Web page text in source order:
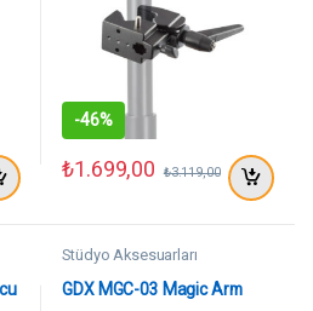
-46%
₺1.699,00 ₺3.119,00
Stüdyo Aksesuarları
GDX MGC-03 Magic Arm